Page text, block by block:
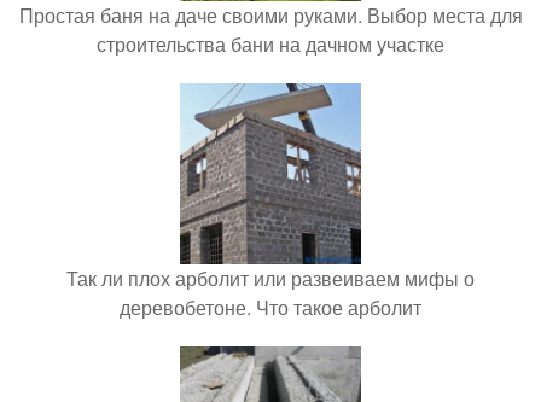
Простая баня на даче своими руками. Выбор места для
строительства бани на дачном участке
Так ли плох арболит или развеиваем мифы о
деревобетоне. Что такое арболит